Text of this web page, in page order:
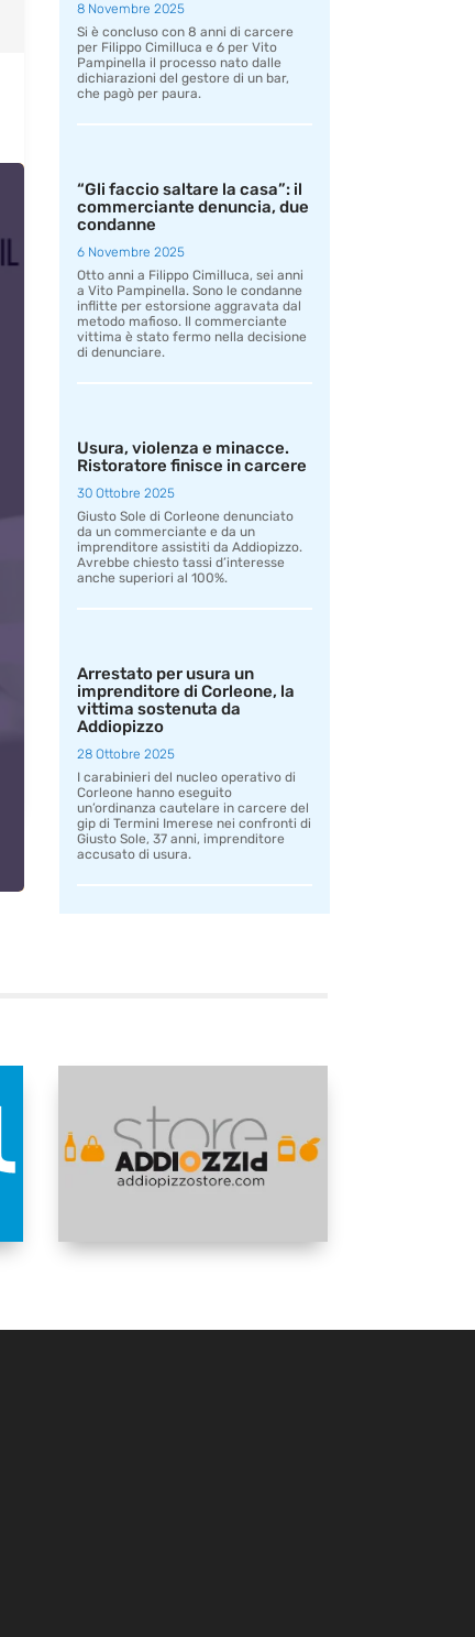
8 Novembre 2025
Si è concluso con 8 anni di carcere
per Filippo Cimilluca e 6 per Vito
Pampinella il processo nato dalle
dichiarazioni del gestore di un bar,
che pagò per paura.
“Gli faccio saltare la casa”: il
commerciante denuncia, due
condanne
6 Novembre 2025
Otto anni a Filippo Cimilluca, sei anni
a Vito Pampinella. Sono le condanne
inflitte per estorsione aggravata dal
metodo mafioso. Il commerciante
vittima è stato fermo nella decisione
di denunciare.
Usura, violenza e minacce.
Ristoratore finisce in carcere
30 Ottobre 2025
Giusto Sole di Corleone denunciato
da un commerciante e da un
imprenditore assistiti da Addiopizzo.
Avrebbe chiesto tassi d’interesse
anche superiori al 100%.
Arrestato per usura un
imprenditore di Corleone, la
vittima sostenuta da
Addiopizzo
28 Ottobre 2025
I carabinieri del nucleo operativo di
Corleone hanno eseguito
un’ordinanza cautelare in carcere del
gip di Termini Imerese nei confronti di
Giusto Sole, 37 anni, imprenditore
accusato di usura.